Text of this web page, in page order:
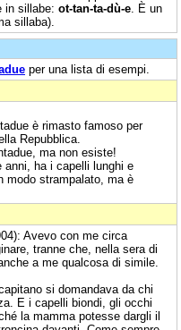
in sillabe: ot-tan-ta-dù-e . È un
sillaba).
per una lista di esempi.
è rimasto famoso per
Repubblica.
ma non esiste!
ha i capelli lunghi e
modo strampalato, ma è
Avevo con me circa
tranne che, nella sera di
a me qualcosa di simile.
si domandava da chi
E i capelli biondi, gli occhi
la mamma potesse dargli il